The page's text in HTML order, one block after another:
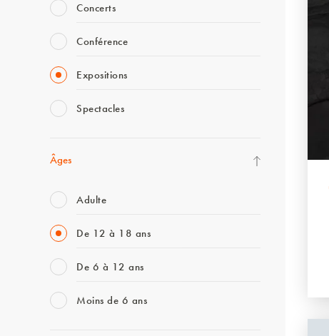
Concerts
Conférence
Expositions
Spectacles
Âges
Adulte
De 12 à 18 ans
De 6 à 12 ans
Moins de 6 ans